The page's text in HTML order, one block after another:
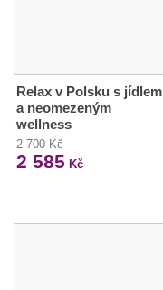
Relax v Polsku s jídlem
a neomezeným
wellness
2 700 Kč
2 585 Kč